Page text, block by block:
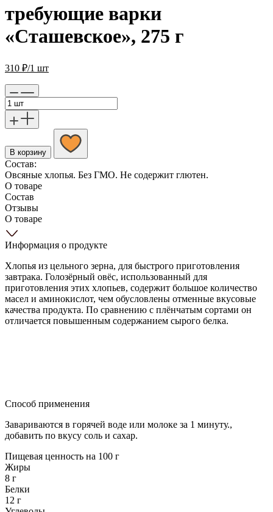
требующие варки
«Сташевское», 275 г
310 ₽/1 шт
В корзину
Состав:
Овсяные хлопья. Без ГМО. Не содержит глютен.
О товаре
Состав
Отзывы
О товаре
Информация о продукте
Хлопья из цельного зерна, для быстрого приготовления
завтрака. Голозёрный овёс, использованный для
приготовления этих хлопьев, содержит большое количество
масел и аминокислот, чем обусловлены отменные вкусовые
качества продукта. По сравнению с плёнчатым сортами он
отличается повышенным содержанием сырого белка.
Способ применения
Завариваются в горячей воде или молоке за 1 минуту.,
добавить по вкусу соль и сахар.
Пищевая ценность на 100 г
Жиры
8 г
Белки
12 г